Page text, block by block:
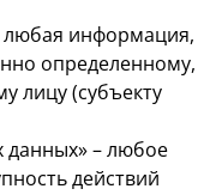
любая информация,
определенному,
лицу (субъекту
данных» – любое
действий